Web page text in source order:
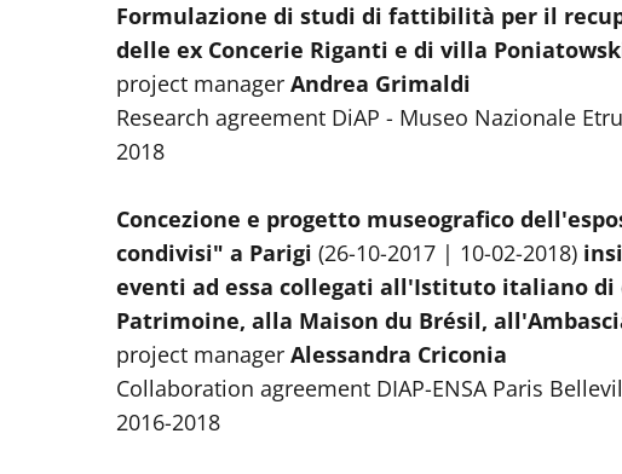
Formulazione di studi di fattibilità per il
delle ex Concerie Riganti e di villa
project manager Andrea Grimaldi
Research agreement DiAP - Museo Nazionale
2018
Concezione e progetto museografico
condivisi" a Parigi (26-10-2017 | 10-02-2018)
eventi ad essa collegati all'Istituto italiano
Patrimoine, alla Maison du Brésil,
project manager Alessandra Criconia
Collaboration agreement DIAP-ENSA Paris
2016-2018